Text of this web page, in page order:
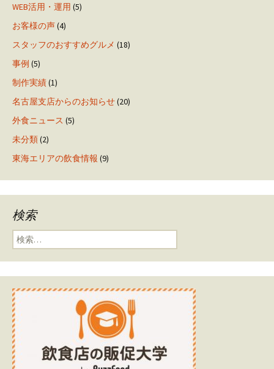
WEB活用・運用 (5)
お客様の声(4)
スタッフのおすすめグルメ (18)
事例 (5)
制作実績(1)
名古屋支店からのお知らせ(20)
外食ニュース (5)
未分類(2)
東海エリアの飲食情報 (9)
検索
検索: